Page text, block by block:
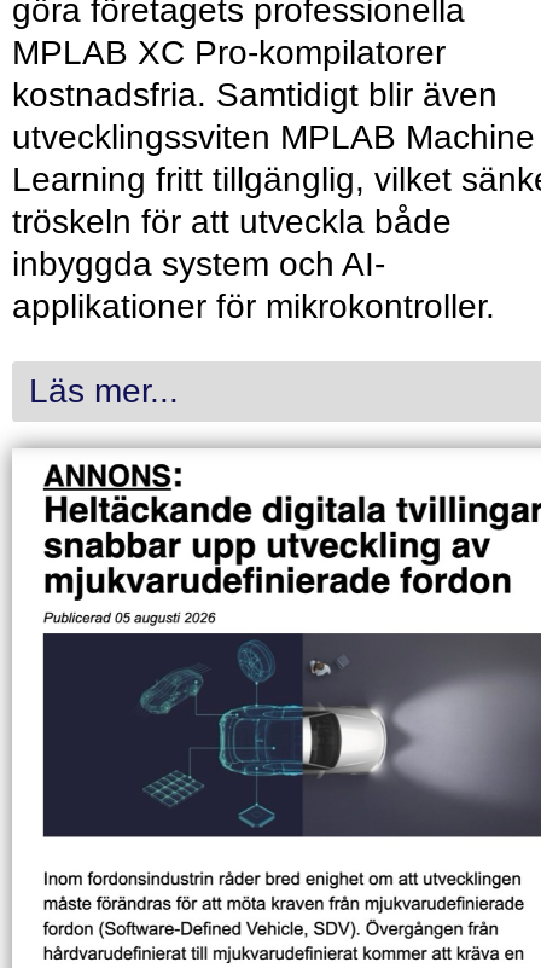
göra företagets professionella
MPLAB XC Pro-kompilatorer
kostnadsfria. Samtidigt blir även
utvecklingssviten MPLAB Machine
Learning fritt tillgänglig, vilket
tröskeln för att utveckla både
inbyggda system och AI-
applikationer för mikrokontroller.
Läs mer...